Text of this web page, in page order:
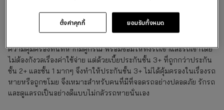
ประกันรถยนต์ชั้น 3+ คืออะไร?
เป็นประกันที่มีราคาเบี้ยถูกกว่า 2+ มอบความคุ้มครองให้คนขับ
ความคุ้มครองทันทีหากมีคู่กรณี พร้อมซ่อมให้ทั้งรถเขาและรถเขาโดย
ไม่ต้องกังวลเรื่องค่าใช้จ่าย แต่ด้วยเบี้ยประกันชั้น 3+ ที่ถูกกว่าประกัน
ชั้น 2+ และชั้น 1 มากๆ จึงทำให้ประกันชั้น 3+ ไม่ได้คุ้มครองในเรื่องรถ
หายหรือถูกขโมย จึงเหมาะสำหรับคนที่มีที่จอดรถอย่างปลอดภัย รักรถ
และดูแลรถเป็นอย่างดีแบบไม่กลัวรถหายนั่นเอง
ยอมรับทั้งหมด
ตั้งค่าคุกกี้